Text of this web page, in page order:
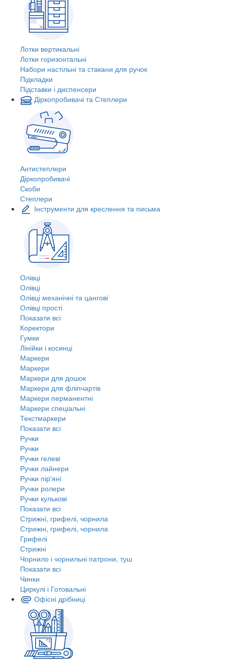
Лотки вертикальні
Лотки горизонтальні
Набори настільні та стакани для ручок
Підкладки
Підставки і диспенсери
Діркопробивачі та Степлери
Антистеплери
Діркопробивачі
Скоби
Степлери
Інструменти для креслення та письма
Олівці
Олівці
Олівці механічні та цангові
Олівці прості
Показати всі
Коректори
Гумки
Лінійки і косинці
Маркери
Маркери
Маркери для дошок
Маркери для фліпчартів
Маркери перманентні
Маркери спеціальні
Текстмаркери
Показати всі
Ручки
Ручки
Ручки гелеві
Ручки лайнери
Ручки пір'яні
Ручки ролери
Ручки кулькові
Показати всі
Стрижні, грифелі, чорнила
Стрижні, грифелі, чорнила
Грифелі
Стрижні
Чорнило і чорнильні патрони, туш
Показати всі
Чинки
Циркулі і Готовальні
Офісні дрібниці